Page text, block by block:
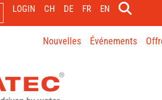
LOGIN CH DE FR EN
Nouvelles Événements